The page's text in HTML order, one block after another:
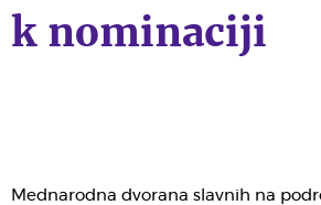
k nominaciji
Mednarodna dvorana slavnih na